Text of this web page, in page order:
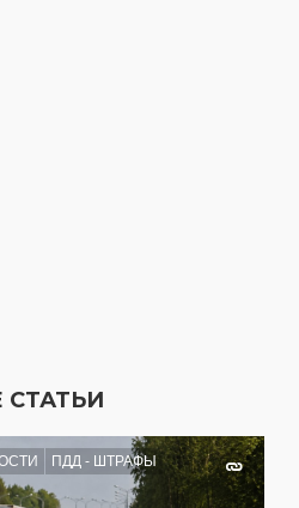
ПДД - ШТРАФЫ